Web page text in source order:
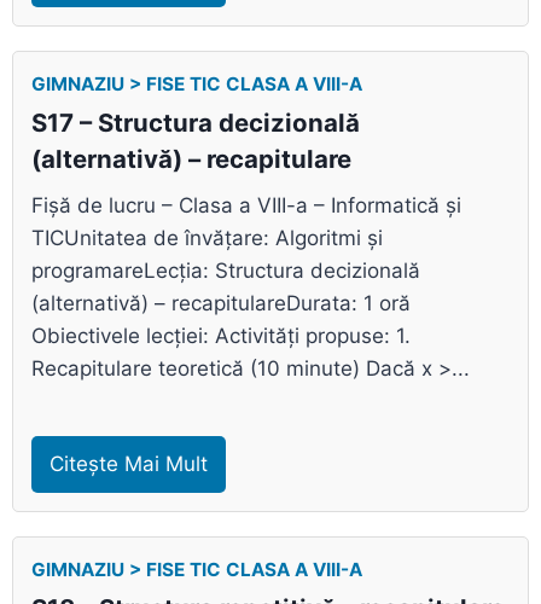
GIMNAZIU > FISE TIC CLASA A VIII-A
S17 – Structura decizională
(alternativă) – recapitulare
Fișă de lucru – Clasa a VIII-a – Informatică și
TICUnitatea de învățare: Algoritmi și
programareLecția: Structura decizională
(alternativă) – recapitulareDurata: 1 oră
Obiectivele lecției: Activități propuse: 1.
Recapitulare teoretică (10 minute) Dacă x >...
Citește Mai Mult
GIMNAZIU > FISE TIC CLASA A VIII-A